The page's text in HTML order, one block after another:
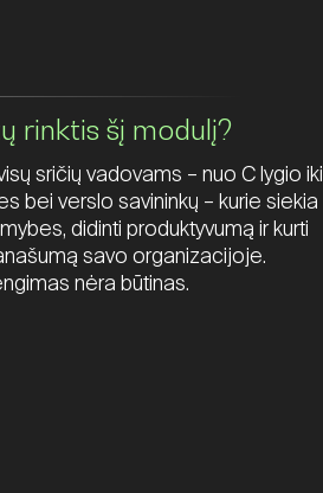
rinktis šį modulį?
sričių vadovams – nuo C lygio iki
bei verslo savininkų – kurie siekia
didinti produktyvumą ir kurti
savo organizacijoje.
nėra būtinas.